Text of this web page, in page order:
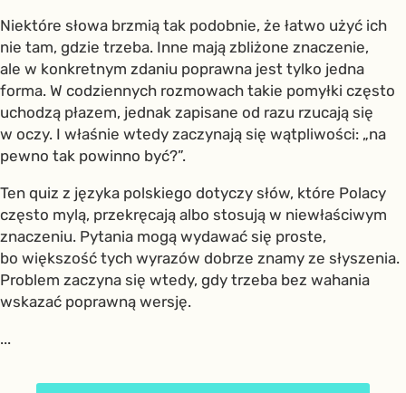
Niektóre słowa brzmią tak podobnie, że łatwo użyć ich
nie tam, gdzie trzeba. Inne mają zbliżone znaczenie,
ale w konkretnym zdaniu poprawna jest tylko jedna
forma. W codziennych rozmowach takie pomyłki często
uchodzą płazem, jednak zapisane od razu rzucają się
w oczy. I właśnie wtedy zaczynają się wątpliwości: „na
pewno tak powinno być?”.
Ten quiz z języka polskiego dotyczy słów, które Polacy
często mylą, przekręcają albo stosują w niewłaściwym
znaczeniu. Pytania mogą wydawać się proste,
bo większość tych wyrazów dobrze znamy ze słyszenia.
Problem zaczyna się wtedy, gdy trzeba bez wahania
wskazać poprawną wersję.
...